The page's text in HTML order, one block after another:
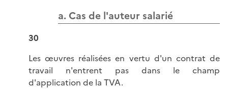
a. Cas de l'auteur salarié
30
Les œuvres réalisées en vertu d'un contrat de
travail n'entrent pas dans le champ
d'application de la TVA.